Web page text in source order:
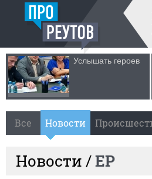
Услышать героев
Все Новости
Новости /ЕР